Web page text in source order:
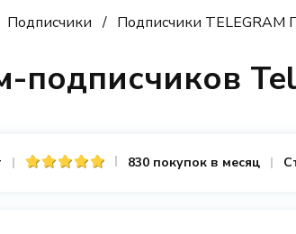
Подписчики Подписчики
подписчиков
830 покупок в месяц